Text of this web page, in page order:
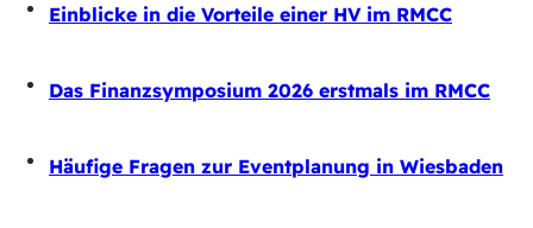
Einblicke in die Vorteile einer HV im RMCC
Das Finanzsymposium 2026 erstmals im RMCC
Häufige Fragen zur Eventplanung in Wiesbaden